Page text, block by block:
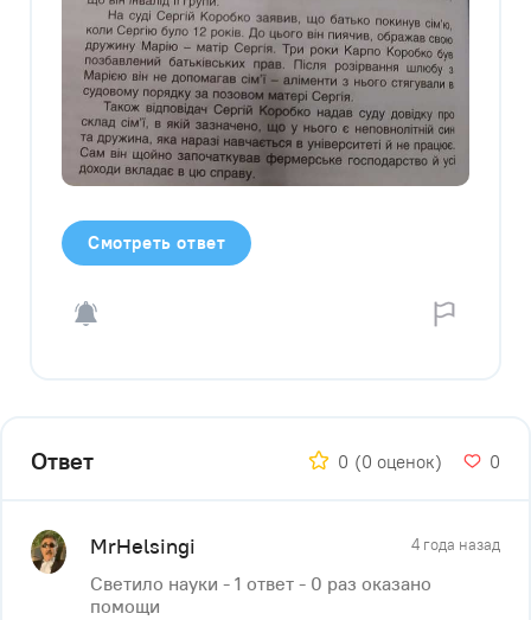
Смотреть ответ
Ответ 0 (0 оценок) 0
MrHelsingi 4 года назад
Светило науки - 1 ответ - 0 раз оказано
помощи